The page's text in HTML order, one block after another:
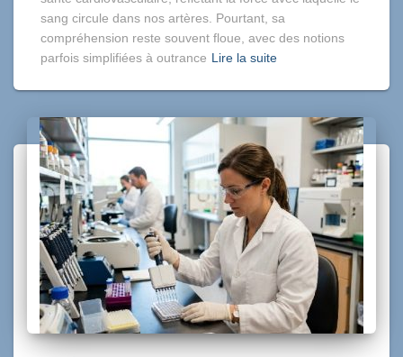
sang circule dans nos artères. Pourtant, sa
compréhension reste souvent floue, avec des notions
parfois simplifiées à outrance Lire la suite